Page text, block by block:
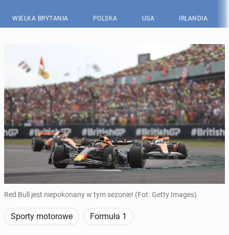
WIELKA BRYTANIA POLSKA USA IRLANDIA
Red Bull jest niepokonany w tym sezonie! (Fot. Getty Images)
Sporty motorowe Formuła 1